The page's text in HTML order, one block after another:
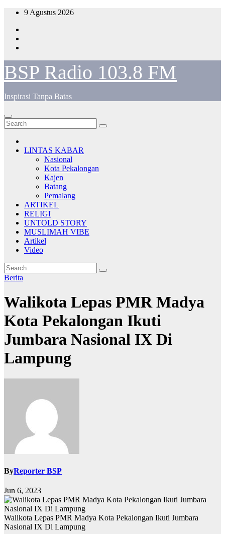
Skip
content
9 Agustus 2026
BSP Radio 103.8 FM
Inspirasi Tanpa Batas
LINTAS KABAR
Nasional
Kota Pekalongan
Kajen
Batang
Pemalang
ARTIKEL
RELIGI
UNTOLD STORY
MUSLIMAH VIBE
Artikel
Video
Berita
Walikota Lepas PMR Madya
Kota Pekalongan Ikuti
Jumbara Nasional IX Di
Lampung
ByReporter BSP
Jun 6, 2023
Walikota Lepas PMR Madya Kota Pekalongan Ikuti Jumbara
Nasional IX Di Lampung